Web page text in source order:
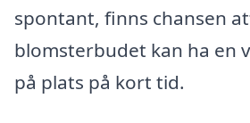
spontant, finns chansen
blomsterbudet kan ha en
på plats på kort tid.